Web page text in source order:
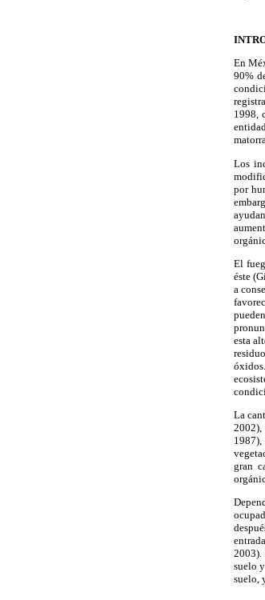
En
90%
1998,
Los
por
El
éste
a
esta
La
2002),
gran
2003).
suelo
suelo,